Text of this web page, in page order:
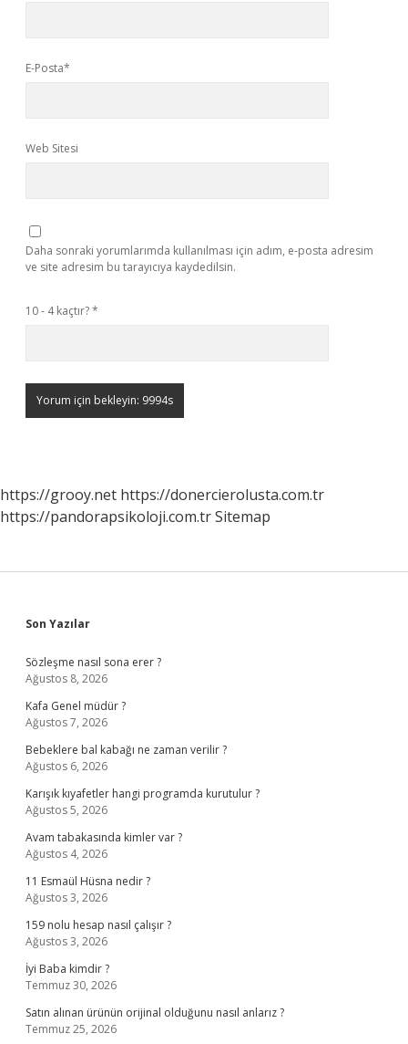
E-Posta*
Web Sitesi
Daha sonraki yorumlarımda kullanılması için adım, e-posta adresim
ve site adresim bu tarayıcıya kaydedilsin.
10 - 4 kaçtır?*
https://grooy.net https://donercierolusta.com.tr
https://pandorapsikoloji.com.trSitemap
Sidebar
Son Yazılar
Sözleşme nasıl sona erer ?
Ağustos 8, 2026
Kafa Genel müdür ?
Ağustos 7, 2026
Bebeklere bal kabağı ne zaman verilir ?
Ağustos 6, 2026
Karışık kıyafetler hangi programda kurutulur ?
Ağustos 5, 2026
Avam tabakasında kimler var ?
Ağustos 4, 2026
11 Esmaül Hüsna nedir ?
Ağustos 3, 2026
159 nolu hesap nasıl çalışır ?
Ağustos 3, 2026
İyi Baba kimdir ?
Temmuz 30, 2026
Satın alınan ürünün orijinal olduğunu nasıl anlarız ?
Temmuz 25, 2026